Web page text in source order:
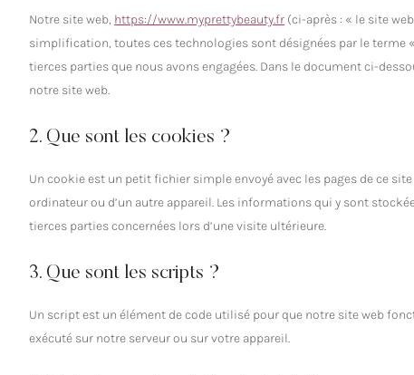
Notre site web, https://www.myprettybeauty.fr (ci-après : « le site
simplification, toutes ces technologies sont désignées par le terme
tierces parties que nous avons engagées. Dans le document ci-
notre site web.
2. Que sont les cookies ?
Un cookie est un petit fichier simple envoyé avec les pages de ce
ordinateur ou d’un autre appareil. Les informations qui y sont
tierces parties concernées lors d’une visite ultérieure.
3. Que sont les scripts ?
Un script est un élément de code utilisé pour que notre site web
exécuté sur notre serveur ou sur votre appareil.